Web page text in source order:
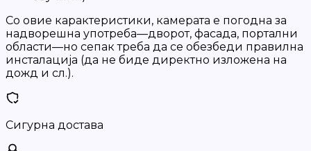
Со овие карактеристики, камерата е погодна за
надворешна употреба—дворот, фасада, портални
области—но сепак треба да се обезбеди правилна
инсталација (да не биде директно изложена на
дожд и сл.).
Сигурна достава